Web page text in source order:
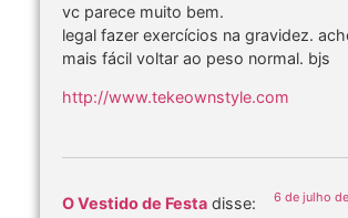
vc parece muito bem.
legal fazer exercícios na gravidez.
mais fácil voltar ao peso normal. bjs
http://www.tekeownstyle.com
O Vestido de Festa disse: 6 de julho